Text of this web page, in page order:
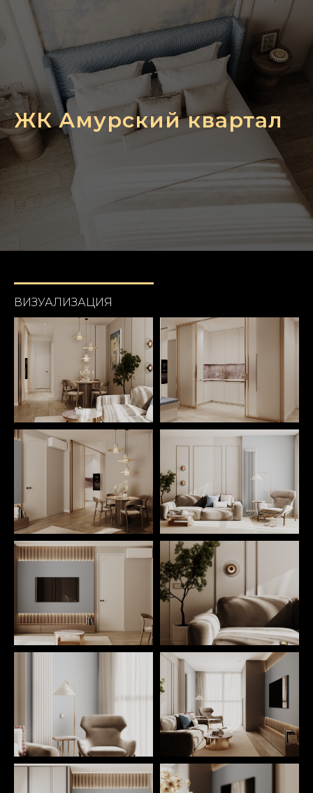
ЖК Амурский квартал
ВИЗУАЛИЗАЦИЯ